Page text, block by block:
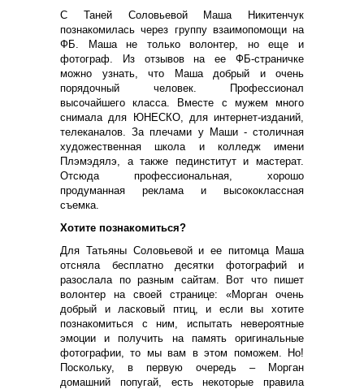
С Таней Соловьевой Маша Никитенчук
познакомилась через группу взаимопомощи на
ФБ. Маша не только волонтер, но еще и
фотограф. Из отзывов на ее ФБ-страничке
можно узнать, что Маша добрый и очень
порядочный человек. Профессионал
высочайшего класса. Вместе с мужем много
снимала для ЮНЕСКО, для интернет-изданий,
телеканалов. За плечами у Маши - столичная
художественная школа и колледж имени
Плэмэдялэ, а также пединститут и мастерат.
Отсюда профессиональная, хорошо
продуманная реклама и высококлассная
съемка.
Хотите познакомиться?
Для Татьяны Соловьевой и ее питомца Маша
отсняла бесплатно десятки фотографий и
разослала по разным сайтам. Вот что пишет
волонтер на своей странице: «Морган очень
добрый и ласковый птиц, и если вы хотите
познакомиться с ним, испытать невероятные
эмоции и получить на память оригинальные
фотографии, то мы вам в этом поможем. Но!
Поскольку, в первую очередь – Морган
домашний попугай, есть некоторые правила